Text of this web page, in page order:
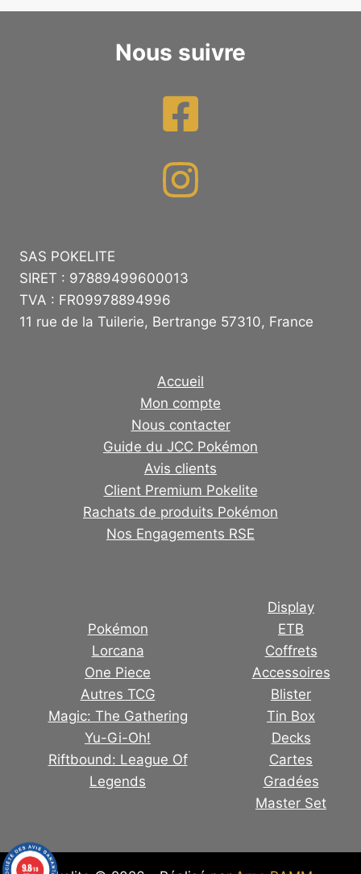
Nous suivre
SAS POKELITE
SIRET : 97889499600013
TVA : FR09978894996
11 rue de la Tuilerie, Bertrange 57310, France
Accueil
Mon compte
Nous contacter
Guide du JCC Pokémon
Avis clients
Client Premium Pokelite
Rachats de produits Pokémon
Nos Engagements RSE
Pokémon
Lorcana
One Piece
Autres TCG
Magic: The Gathering
Yu-Gi-Oh!
Riftbound: League Of
Legends
Display
ETB
Coffrets
Accessoires
Blister
Tin Box
Decks
Cartes
Gradées
Master Set
9.8/10